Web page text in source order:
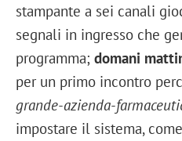
stampante a sei canali
segnali in ingresso che
programma; domani
per un primo incontro
grande-azienda-
impostare il sistema,